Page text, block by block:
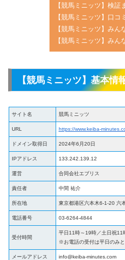
【競馬ミニッツ】検証
【競馬ミニッツ】口コ
【競馬ミニッツ】みん
【競馬ミニッツ】みん
【競馬ミニッツ】基本情
サイト名 競馬ミニッツ
URL https://www.keiba-
ドメイン取得日 2024年6月20日
IPアドレス 133.242.139.12
運営 合同会社エブリス
責任者 中間 祐介
所在地 東京都港区六本木6-1-20 六
電話番号 03-6264-4844
受付時間
平日11時～19時／土日祝11
※お電話の受付は平日のみ
メールアドレス info@keiba-minutes.com